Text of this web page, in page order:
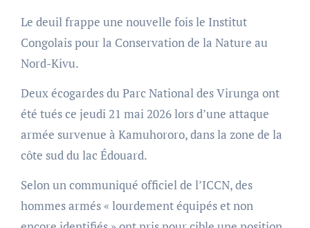
Le deuil frappe une nouvelle fois le Institut
Congolais pour la Conservation de la Nature au
Nord-Kivu.
Deux écogardes du Parc National des Virunga ont
été tués ce jeudi 21 mai 2026 lors d’une attaque
armée survenue à Kamuhororo, dans la zone de la
côte sud du lac Édouard.
Selon un communiqué officiel de l’ICCN, des
hommes armés « lourdement équipés et non